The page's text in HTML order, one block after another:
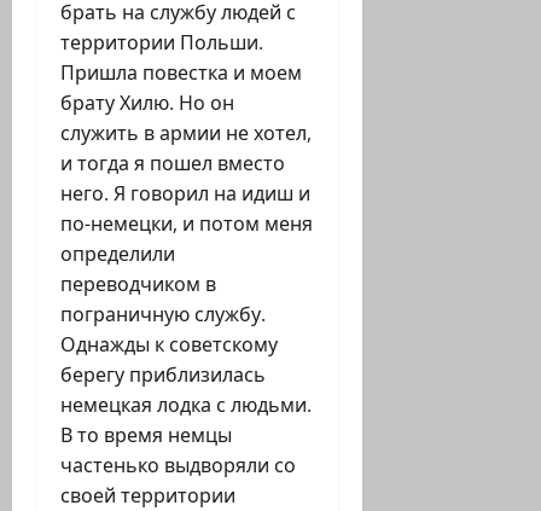
брать на службу людей с
территории Польши.
Пришла повестка и моем
брату Хилю. Но он
служить в армии не хотел,
и тогда я пошел вместо
него. Я говорил на идиш и
по-немецки, и потом меня
определили
переводчиком в
пограничную службу.
Однажды к советскому
берегу приблизилась
немецкая лодка с людьми.
В то время немцы
частенько выдворяли со
своей территории